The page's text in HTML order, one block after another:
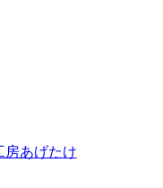
房あげたけ